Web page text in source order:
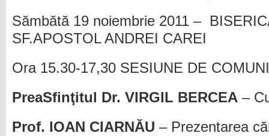
Sămbătă 19 noiembrie 2011 –
SF.APOSTOL ANDREI CAREI
Ora 15.30-17,30 SESIUNE DE
PreaSfinţitul Dr. VIRGIL BERCEA –
Prof. IOAN CIARNĂU – Prezentarea